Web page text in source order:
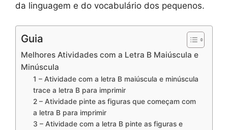
da linguagem e do vocabulário dos pequenos.
Guia
Melhores Atividades com a Letra B Maiúscula e
Minúscula
1 – Atividade com a letra B maiúscula e minúscula
trace a letra B para imprimir
2 – Atividade pinte as figuras que começam com
a letra B para imprimir
3 – Atividade com a letra B pinte as figuras e